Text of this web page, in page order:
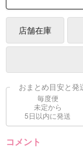
店舗在庫
おまとめ目安と発
毎度便
未定から
5日以内に発送
コメント